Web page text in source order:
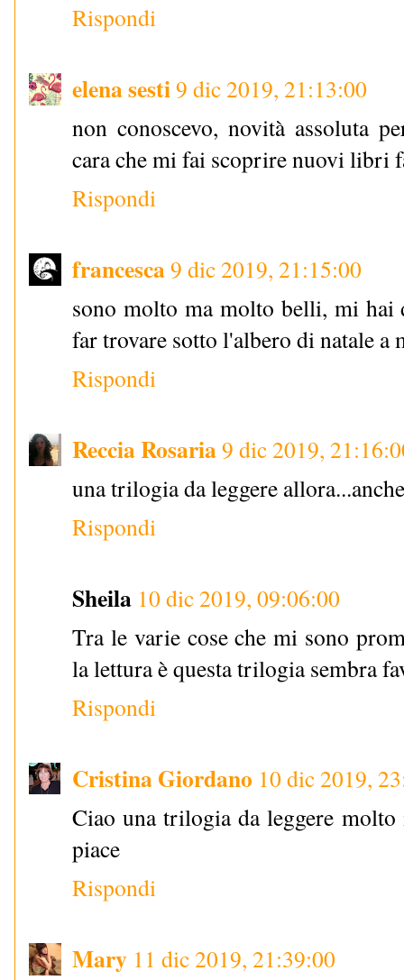
Rispondi
elena sesti9 dic 2019, 21:13:00
non conoscevo, novità assoluta
cara che mi fai scoprire nuovi libri
Rispondi
francesca9 dic 2019, 21:15:00
sono molto ma molto belli, mi hai
far trovare sotto l'albero di natale a
Rispondi
Reccia Rosaria9 dic 2019,
una trilogia da leggere
Rispondi
Sheila 10 dic 2019, 09:06:00
Tra le varie cose che mi sono
la lettura è questa trilogia sembra
Rispondi
Cristina Giordano 10 dic 2019,
Ciao una trilogia da leggere molto
piace
Rispondi
Mary 11 dic 2019, 21:39:00